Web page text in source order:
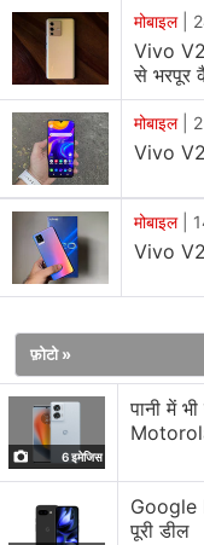
वीवो वी5 का डिज़ाइन
आता है। फोन के पिछले
है। और फ्रंट पैनल पर
याद आएगी। यह सबकुछ
नहीं हुए। बिल्ड क्वालिटी
प्रोटेक्शन मौजूद है।
मोबाइल|
Vivo
से भरपूर
मोबाइल|
Vivo
मोबाइल|
Vivo
फ़ोटो »
6 इमेजिस
पानी में
Google
पूरी डील